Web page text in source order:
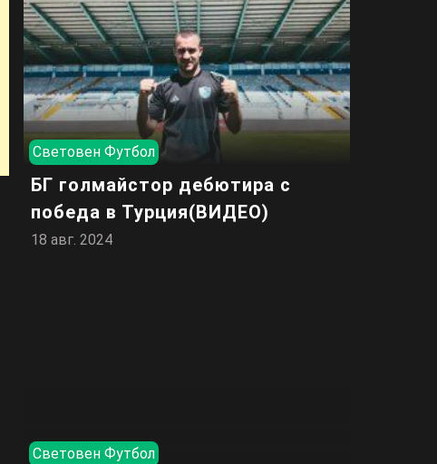
Световен Футбол
БГ голмайстор дебютира с
победа в Турция(ВИДЕО)
18 авг. 2024
Световен Футбол